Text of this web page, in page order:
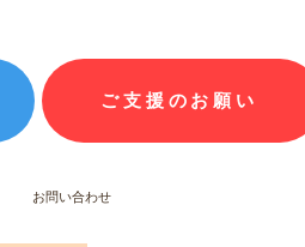
ご支援のお願い
お問い合わせ